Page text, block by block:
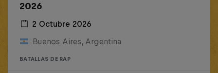
2026
2 Octubre 2026
Buenos Aires, Argentina
BATALLAS DE RAP